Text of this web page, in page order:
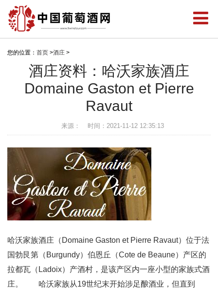
您的位置： 首页 >酒庄 >
酒庄资料：哈沃家族酒庄
Domaine Gaston et Pierre
Ravaut
来源： 时间：2021-11-12 12:35:13
哈沃家族酒庄（Domaine Gaston et Pierre Ravaut）位于法
国勃艮第（Burgundy）伯恩丘（Cote de Beaune）产区的
拉都瓦（Ladoix）产酒村，是该产区内一座小型的家族式酒
庄。 哈沃家族从19世纪末开始涉足酿酒业，但直到